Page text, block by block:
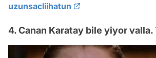
uzunsacliihatun
4. Canan Karatay bile yiyor